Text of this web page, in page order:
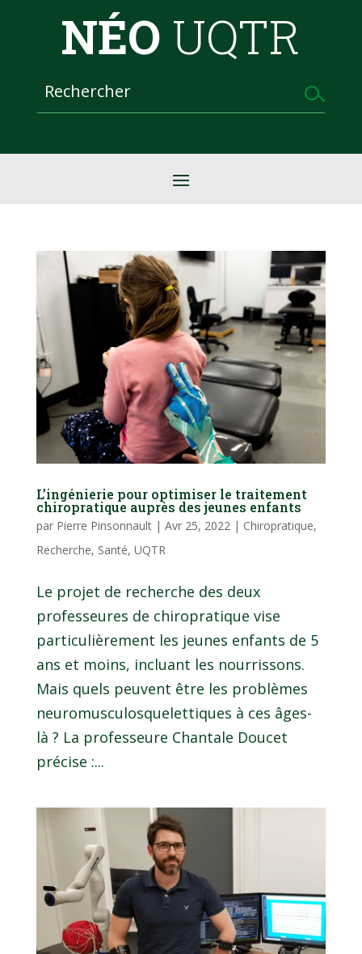
NÉO UQTR
L’ingénierie pour optimiser le traitement
chiropratique auprès des jeunes enfants
par Pierre Pinsonnault| Avr 25, 2022| Chiropratique,
Recherche, Santé, UQTR
Le projet de recherche des deux
professeures de chiropratique vise
particulièrement les jeunes enfants de 5
ans et moins, incluant les nourrissons.
Mais quels peuvent être les problèmes
neuromusculosquelettiques à ces âges-
là ? La professeure Chantale Doucet
précise :...